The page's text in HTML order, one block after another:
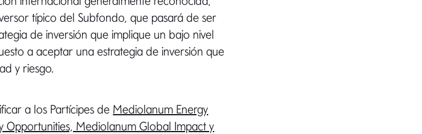
típico del Subfondo, que pasará de ser
de inversión que implique un bajo nivel
a aceptar una estrategia de inversión que
y riesgo.
a los Partícipes de Mediolanum Energy
Opportunities, Mediolanum Global Impact y